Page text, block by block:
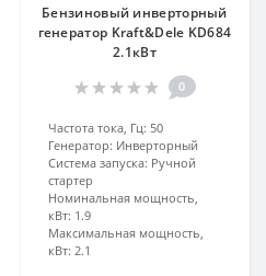
Бензиновый инверторный
генератор Kraft&Dele KD684
2.1кВт
0
Частота тока, Гц: 50
Генератор: Инверторный
Система запуска: Ручной
стартер
Номинальная мощность,
кВт: 1.9
Максимальная мощность,
кВт: 2.1